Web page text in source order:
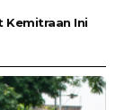
Kemitraan Ini